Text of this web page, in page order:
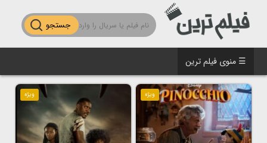
جستجو
☰ منوی فیلم ترین
ویژه ویژه